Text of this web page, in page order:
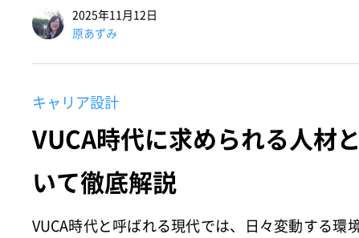
2025年11月12日
原あずみ
キャリア設計
VUCA時代に求められる人材
いて徹底解説
VUCA時代と呼ばれる現代では、日々変動する環